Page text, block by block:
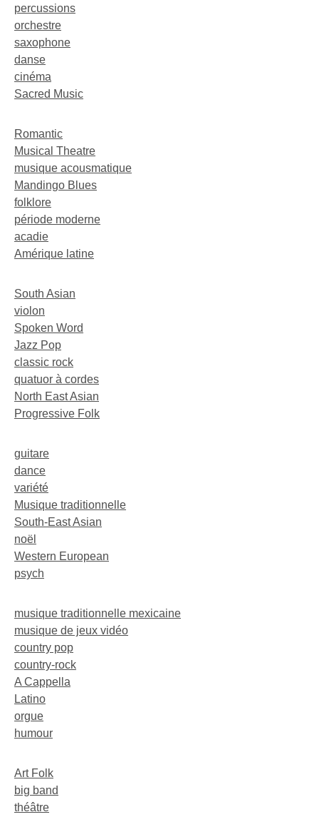
percussions
orchestre
saxophone
danse
cinéma
Sacred Music
Romantic
Musical Theatre
musique acousmatique
Mandingo Blues
folklore
période moderne
acadie
Amérique latine
South Asian
violon
Spoken Word
Jazz Pop
classic rock
quatuor à cordes
North East Asian
Progressive Folk
guitare
dance
variété
Musique traditionnelle
South-East Asian
noël
Western European
psych
musique traditionnelle mexicaine
musique de jeux vidéo
country pop
country-rock
A Cappella
Latino
orgue
humour
Art Folk
big band
théâtre